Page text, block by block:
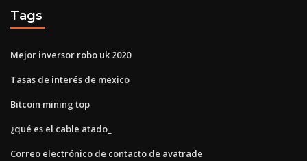
Tags
Mejor inversor robo uk 2020
Tasas de interés de mexico
Bitcoin mining top
¿qué es el cable atado_
Correo electrónico de contacto de avatrade